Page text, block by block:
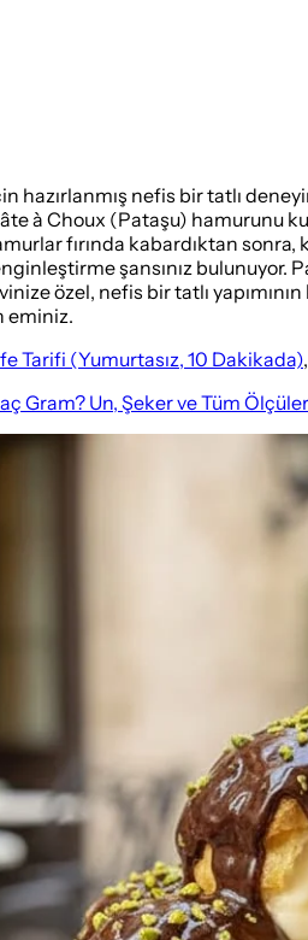
hazırlanmış nefis bir tatlı
à Choux (Pataşu) hamurunu
fırında kabardıktan sonra,
şansınız bulunuyor.
özel, nefis bir tatlı
eminiz.
Tarifi (Yumurtasız, 10 Dakikada),
Gram? Un, Şeker ve Tüm Ölçüler